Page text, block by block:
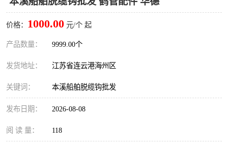
价格： 1000.00 元/个 起
产品数量： 9999.00个
发货地址： 江苏省连云港海州区
关键词： 本溪船舶脱缆钩批发
发布日期： 2026-08-08
阅 读 量： 118